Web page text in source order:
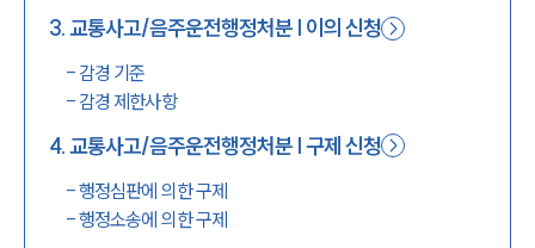
3.교통사고/음주운전행정처분 | 이의 신청
- 감경 기준
- 감경 제한사항
4.교통사고/음주운전행정처분 | 구제 신청
-행정심판에 의한 구제
-행정소송에 의한 구제